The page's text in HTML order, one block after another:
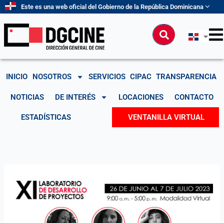
contenido
Este es una web oficial del Gobierno de la República Dominicana
Buscar
INICIO NOSOTROS SERVICIOS CIPAC TRANSPARENCIA
NOTICIAS DE INTERÉS LOCACIONES CONTACTO
ESTADÍSTICAS VENTANILLA VIRTUAL